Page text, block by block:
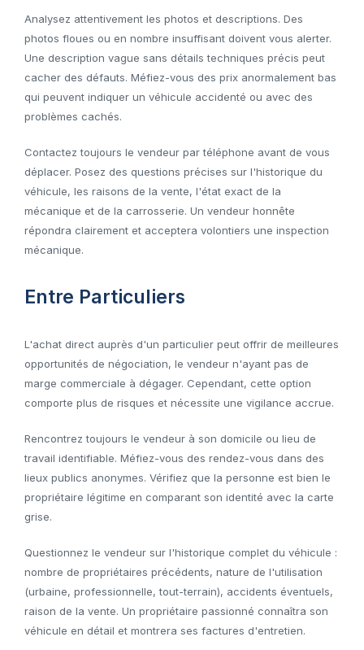
Analysez attentivement les photos et descriptions. Des
photos floues ou en nombre insuffisant doivent vous alerter.
Une description vague sans détails techniques précis peut
cacher des défauts. Méfiez-vous des prix anormalement bas
qui peuvent indiquer un véhicule accidenté ou avec des
problèmes cachés.
Contactez toujours le vendeur par téléphone avant de vous
déplacer. Posez des questions précises sur l'historique du
véhicule, les raisons de la vente, l'état exact de la
mécanique et de la carrosserie. Un vendeur honnête
répondra clairement et acceptera volontiers une inspection
mécanique.
Entre Particuliers
L'achat direct auprès d'un particulier peut offrir de meilleures
opportunités de négociation, le vendeur n'ayant pas de
marge commerciale à dégager. Cependant, cette option
comporte plus de risques et nécessite une vigilance accrue.
Rencontrez toujours le vendeur à son domicile ou lieu de
travail identifiable. Méfiez-vous des rendez-vous dans des
lieux publics anonymes. Vérifiez que la personne est bien le
propriétaire légitime en comparant son identité avec la carte
grise.
Questionnez le vendeur sur l'historique complet du véhicule :
nombre de propriétaires précédents, nature de l'utilisation
(urbaine, professionnelle, tout-terrain), accidents éventuels,
raison de la vente. Un propriétaire passionné connaîtra son
véhicule en détail et montrera ses factures d'entretien.